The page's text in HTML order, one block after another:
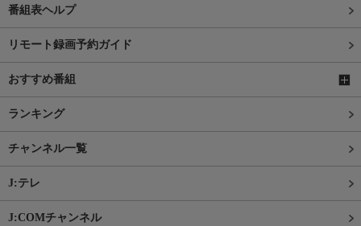
番組表ヘルプ
リモート録画予約ガイド
おすすめ番組
ランキング
チャンネル一覧
J:テレ
J:COMチャンネル